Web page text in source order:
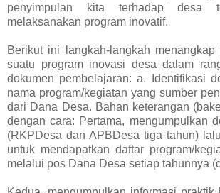
penyimpulan kita terhadap desa
melaksanakan program inovatif.
Berikut ini langkah-langkah menangkap
suatu program inovasi desa dalam
dokumen pembelajaran: a. Identifikasi
nama program/kegiatan yang sumber
dari Dana Desa. Bahan keterangan
dengan cara: Pertama, mengumpulkan
(RKPDesa dan APBDesa tiga tahun)
untuk mendapatkan daftar program/
melalui pos Dana Desa setiap tahunnya